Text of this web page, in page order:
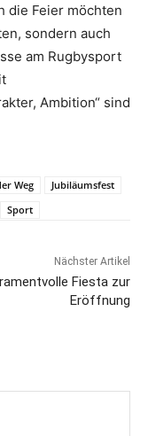
die Feier möchten
sondern auch
am Rugbysport
Ambition“ sind
Weg
Jubiläumsfest
Sport
Nächster Artikel
Fiesta zur
Eröffnung